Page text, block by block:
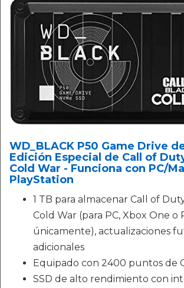
WD_BLACK P50 Game Drive
Edición Especial de Call of
Cold War - Funciona con PC/
PlayStation
1 TB para almacenar Call of
Cold War (para PC, Xbox One o
únicamente), actualizaciones
adicionales
Equipado con 2400 puntos de
SSD de alto rendimiento con